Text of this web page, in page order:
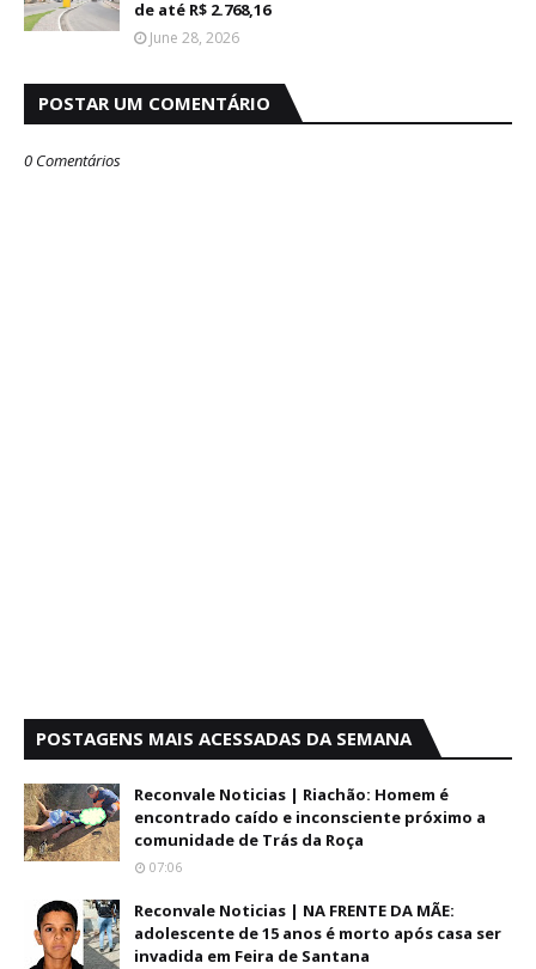
de até R$ 2.768,16
June 28, 2026
POSTAR UM COMENTÁRIO
0 Comentários
POSTAGENS MAIS ACESSADAS DA SEMANA
Reconvale Noticias | Riachão: Homem é
encontrado caído e inconsciente próximo a
comunidade de Trás da Roça
07:06
Reconvale Noticias | NA FRENTE DA MÃE:
adolescente de 15 anos é morto após casa ser
invadida em Feira de Santana